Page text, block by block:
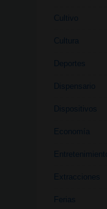
Cultivo
Cultura
Deportes
Dispensario
Dispositivos
Economía
Entretenimiento
Extracciones
Ferias